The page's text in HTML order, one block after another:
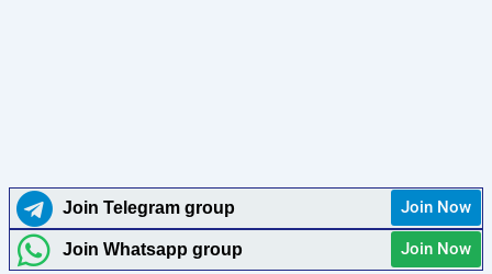
Join Telegram group Join Now
Join Whatsapp group Join Now